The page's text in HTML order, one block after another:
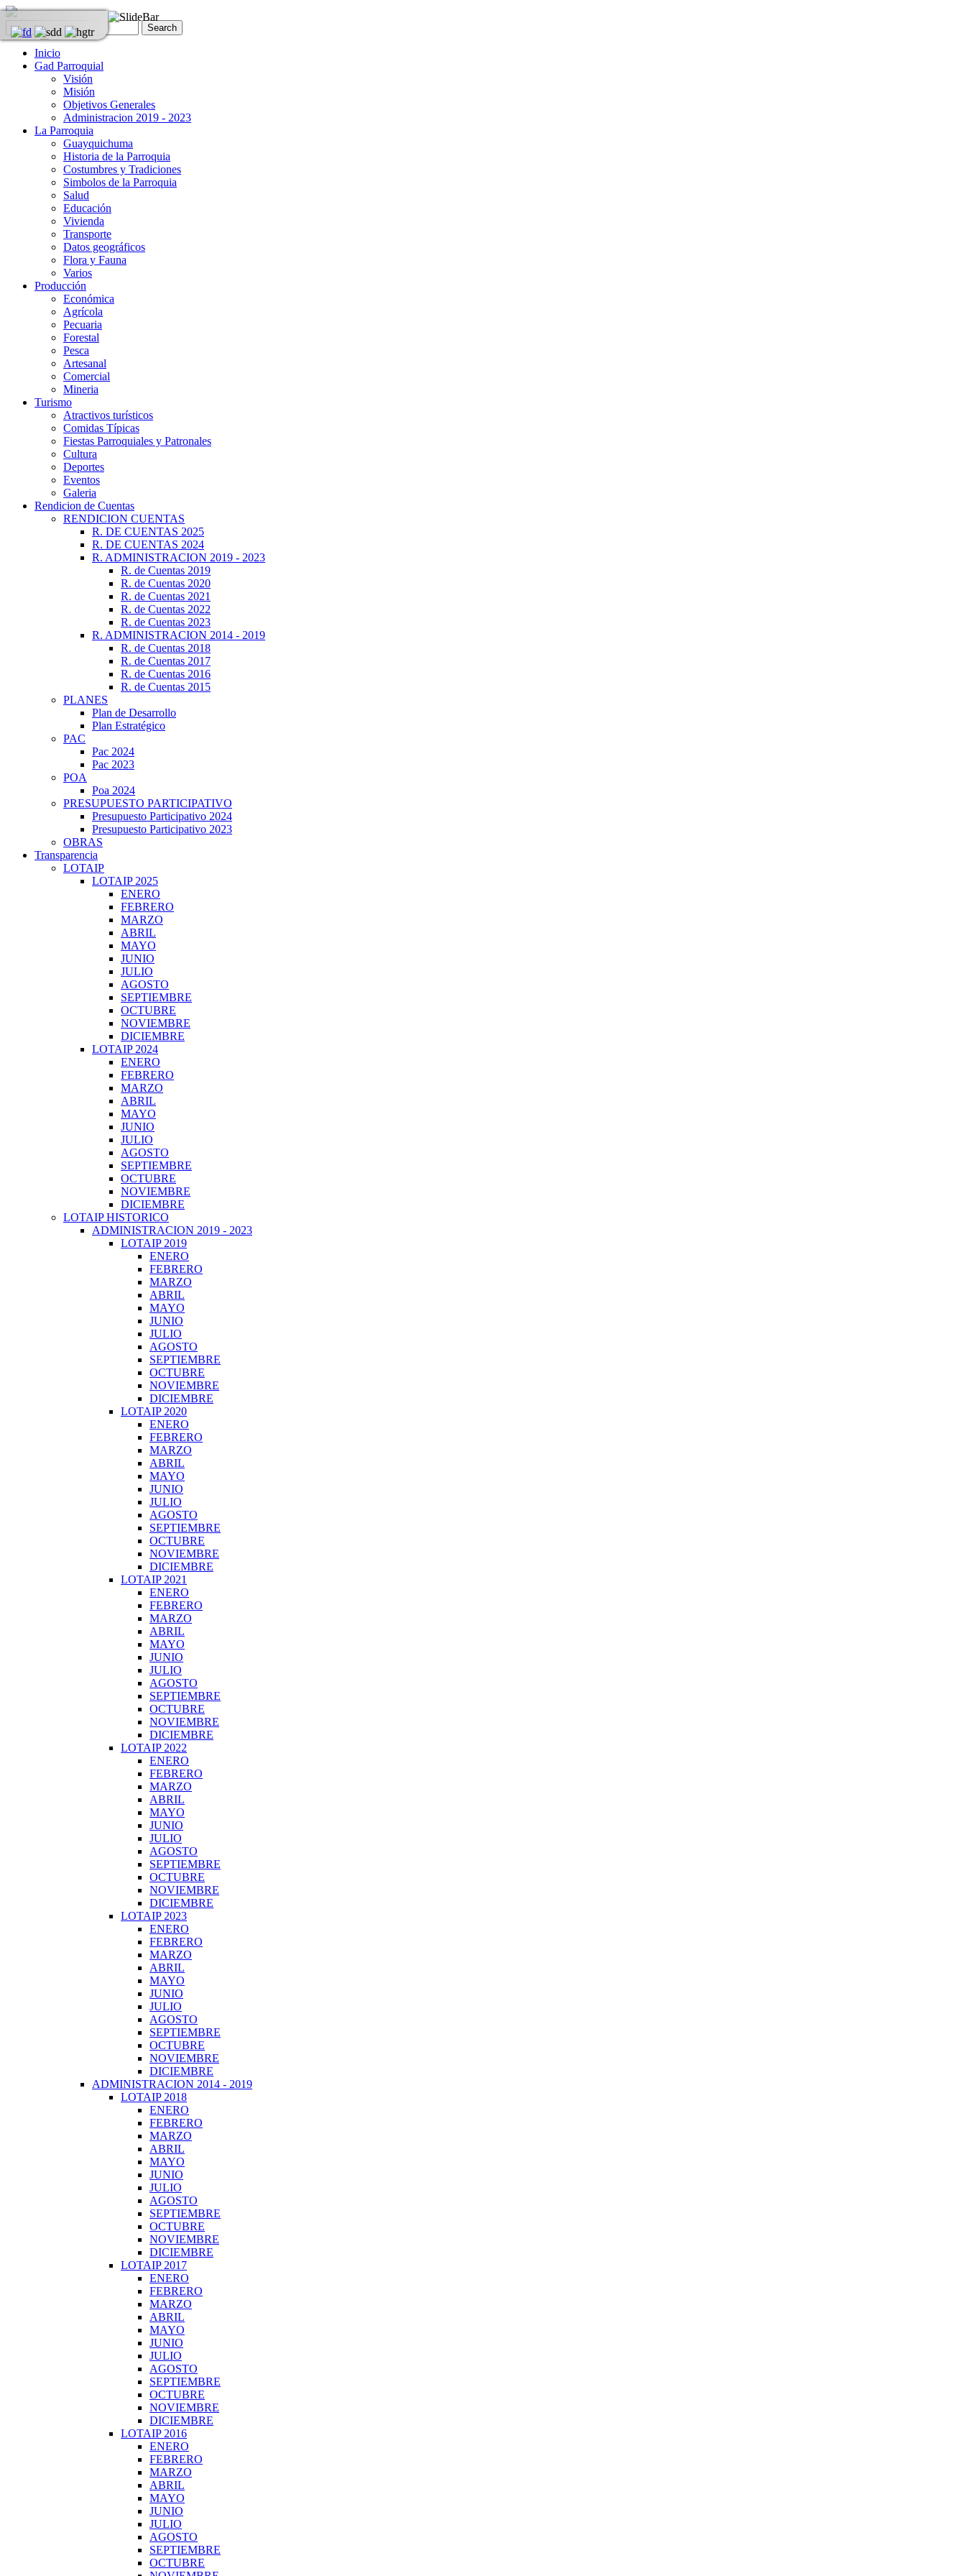
Inicio
Gad Parroquial
Visión
Misión
Objetivos Generales
Administracion 2019 - 2023
La Parroquia
Guayquichuma
Historia de la Parroquia
Costumbres y Tradiciones
Simbolos de la Parroquia
Salud
Educación
Vivienda
Transporte
Datos geográficos
Flora y Fauna
Varios
Producción
Económica
Agrícola
Pecuaria
Forestal
Pesca
Artesanal
Comercial
Mineria
Turismo
Atractivos turísticos
Comidas Típicas
Fiestas Parroquiales y Patronales
Cultura
Deportes
Eventos
Galeria
Rendicion de Cuentas
RENDICION CUENTAS
R. DE CUENTAS 2025
R. DE CUENTAS 2024
R. ADMINISTRACION 2019 - 2023
R. de Cuentas 2019
R. de Cuentas 2020
R. de Cuentas 2021
R. de Cuentas 2022
R. de Cuentas 2023
R. ADMINISTRACION 2014 - 2019
R. de Cuentas 2018
R. de Cuentas 2017
R. de Cuentas 2016
R. de Cuentas 2015
PLANES
Plan de Desarrollo
Plan Estratégico
PAC
Pac 2024
Pac 2023
POA
Poa 2024
PRESUPUESTO PARTICIPATIVO
Presupuesto Participativo 2024
Presupuesto Participativo 2023
OBRAS
Transparencia
LOTAIP
LOTAIP 2025
ENERO
FEBRERO
MARZO
ABRIL
MAYO
JUNIO
JULIO
AGOSTO
SEPTIEMBRE
OCTUBRE
NOVIEMBRE
DICIEMBRE
LOTAIP 2024
ENERO
FEBRERO
MARZO
ABRIL
MAYO
JUNIO
JULIO
AGOSTO
SEPTIEMBRE
OCTUBRE
NOVIEMBRE
DICIEMBRE
LOTAIP HISTORICO
ADMINISTRACION 2019 - 2023
LOTAIP 2019
ENERO
FEBRERO
MARZO
ABRIL
MAYO
JUNIO
JULIO
AGOSTO
SEPTIEMBRE
OCTUBRE
NOVIEMBRE
DICIEMBRE
LOTAIP 2020
ENERO
FEBRERO
MARZO
ABRIL
MAYO
JUNIO
JULIO
AGOSTO
SEPTIEMBRE
OCTUBRE
NOVIEMBRE
DICIEMBRE
LOTAIP 2021
ENERO
FEBRERO
MARZO
ABRIL
MAYO
JUNIO
JULIO
AGOSTO
SEPTIEMBRE
OCTUBRE
NOVIEMBRE
DICIEMBRE
LOTAIP 2022
ENERO
FEBRERO
MARZO
ABRIL
MAYO
JUNIO
JULIO
AGOSTO
SEPTIEMBRE
OCTUBRE
NOVIEMBRE
DICIEMBRE
LOTAIP 2023
ENERO
FEBRERO
MARZO
ABRIL
MAYO
JUNIO
JULIO
AGOSTO
SEPTIEMBRE
OCTUBRE
NOVIEMBRE
DICIEMBRE
ADMINISTRACION 2014 - 2019
LOTAIP 2018
ENERO
FEBRERO
MARZO
ABRIL
MAYO
JUNIO
JULIO
AGOSTO
SEPTIEMBRE
OCTUBRE
NOVIEMBRE
DICIEMBRE
LOTAIP 2017
ENERO
FEBRERO
MARZO
ABRIL
MAYO
JUNIO
JULIO
AGOSTO
SEPTIEMBRE
OCTUBRE
NOVIEMBRE
DICIEMBRE
LOTAIP 2016
ENERO
FEBRERO
MARZO
ABRIL
MAYO
JUNIO
JULIO
AGOSTO
SEPTIEMBRE
OCTUBRE